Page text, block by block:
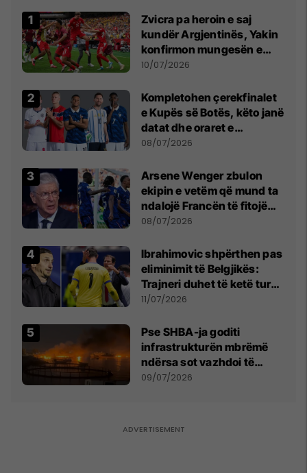
Zvicra pa heroin e saj
kundër Argjentinës, Yakin
konfirmon mungesën e
madhe
10/07/2026
Kompletohen çerekfinalet
e Kupës së Botës, këto janë
datat dhe oraret e
ndeshjeve
08/07/2026
Arsene Wenger zbulon
ekipin e vetëm që mund ta
ndalojë Francën të fitojë
Kupën e Botës
08/07/2026
Ibrahimovic shpërthen pas
eliminimit të Belgjikës:
Trajneri duhet të ketë turp,
ai lojtar se meritoi të luante
11/07/2026
Pse SHBA-ja goditi
infrastrukturën mbrëmë
ndërsa sot vazhdoi të
zmbrapsë sulmet iraniane
09/07/2026